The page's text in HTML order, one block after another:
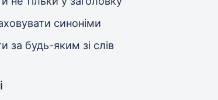
синоніми
за будь-яким зі слів